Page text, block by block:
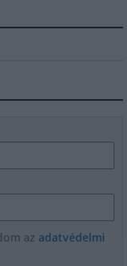
az adatvédelmi